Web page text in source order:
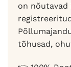
on
tõhusad,